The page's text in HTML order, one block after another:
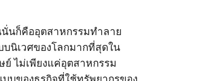
นก็คืออุตสาหกรรมทำลาย
นิเวศของโลกมากที่สุดใน
ไม่เพียงแค่อุตสาหกรรม